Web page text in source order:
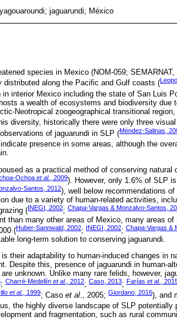
jaguarundi; México
species in Mexico (NOM-059;
distributed along the Pacific and Gulf coasts (
interior Mexico including the state of San Luis
a wealth of ecosystems and biodiversity due
Neotropical zoogeographical transitional region,
diversity, historically there were only three
of jaguarundi in SLP (Méndez-Salinas,
presence in some areas, although the
as a practical method of conserving natural
Ochoa et al., 2009). However, only 1.6% of SLP
Santos, 2012), well below recommendations
due to a variety of human-related activities,
( INEGI, 2002; Chapa-Vargas & Monzalvo-Santos,
than many other areas of Mexico, many areas
(Huber-Sannwald, 2002; INEGI, 2002; Chapa-Vargas &
long-term solution to conserving jaguarundi.
their adaptability to human-induced changes in
Despite this, presence of jaguarundi in human-
unknown. Unlike many rare felids, however,
; Charré-Medellín et al., 2012; Caso, 2013; Farías et al.,
et al., 1999; Caso et al., 2005; Giordano, 2016), and
the highly diverse landscape of SLP potentially
and fragmentation, such as rural